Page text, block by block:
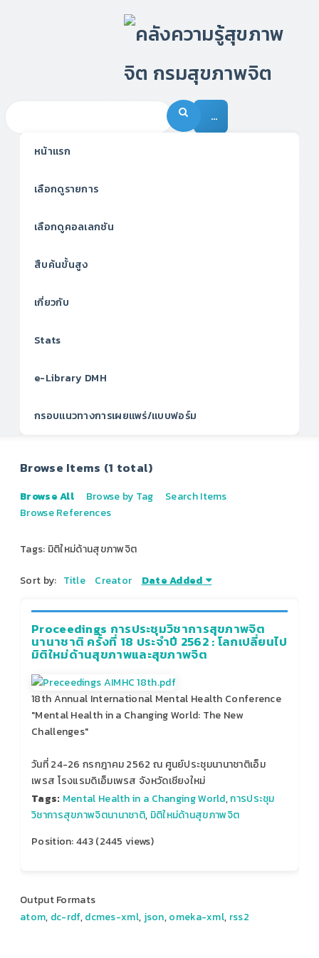
…
หน้าแรก
เลือกดูรายการ
เลือกดูคอลเลกชัน
สืบค้นขั้นสูง
เกี่ยวกับ
Stats
e-Library DMH
กรอบแนวทางการเผยแพร่/แบบฟอร์ม
Browse Items (1 total)
Browse All Browse by Tag
Search Items
Browse References
Tags: มิติใหม่ด้านสุขภาพจิต
Sort by: Title Creator Date Added
Proceedings การประชุมวิชาการสุขภาพจิต
นานาชาติ ครั้งที่ 18 ประจำปี 2562 : โลกเปลี่ยนไป
มิติใหม่ด้านสุขภาพและสุขภาพจิต
18th Annual International Mental Health Conference
"Mental Health in a Changing World: The New
Challenges"
วันที่ 24-26 กรกฎาคม 2562 ณ ศูนย์ประชุมนานาชาติเอ็ม
เพรส โรงแรมดิเอ็มเพรส จังหวัดเชียงใหม่
Tags: Mental Health in a Changing World,การประชุม
วิชาการสุขภาพจิตนานาชาติ, มิติใหม่ด้านสุขภาพจิต
Position:443(2445 views)
Output Formats
atom, dc-rdf,dcmes-xml, json,omeka-xml, rss2